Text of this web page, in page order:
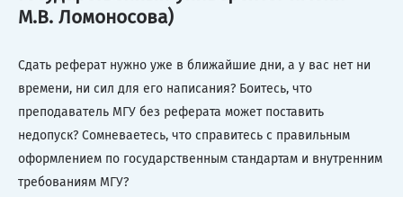
М.В. Ломоносова)
Сдать реферат нужно уже в ближайшие дни, а у вас нет ни
времени, ни сил для его написания? Боитесь, что
преподаватель МГУ без реферата может поставить
недопуск? Сомневаетесь, что справитесь с правильным
оформлением по государственным стандартам и внутренним
требованиям МГУ?